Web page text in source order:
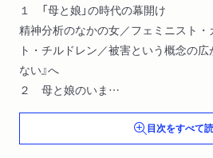
１ 「母と娘」の時代の幕開け
精神分析のなかの女／フェミニスト
ト・チルドレン／被害という概念の広
ない』へ
２ 母と娘のいま
母娘問題のはじまり／毒母、毒親と
の限界は甘く見積もる／亡くなった親
３ 母を俯瞰する
目次をすべて